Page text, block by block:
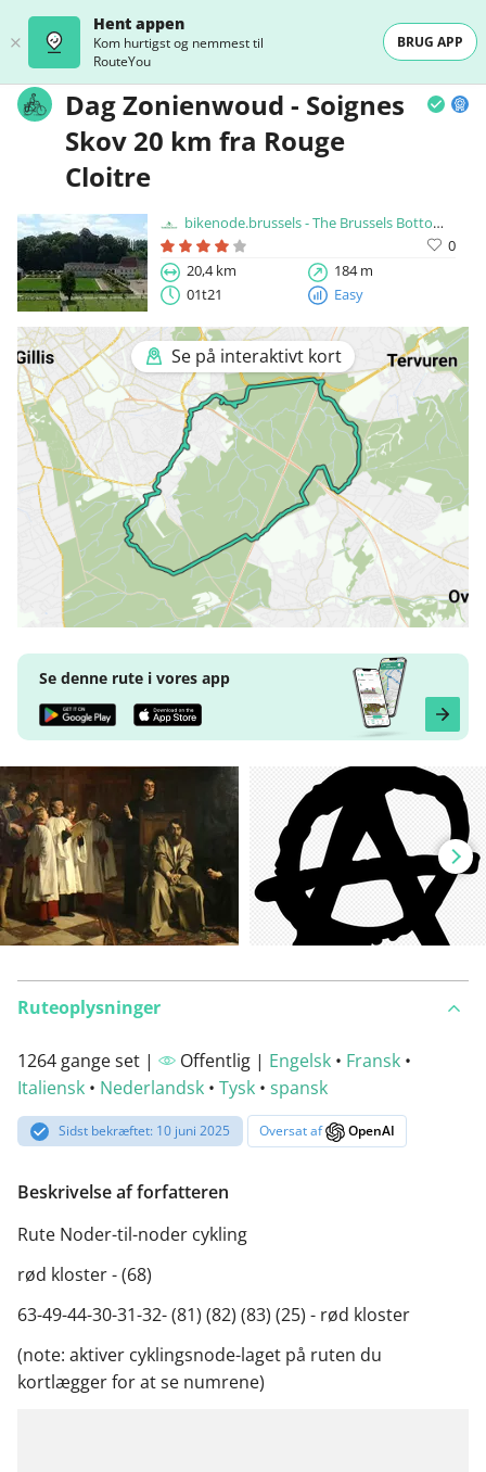
Hent appen
Kom hurtigst og nemmest til
RouteYou
BRUG APP
Dag Zonienwoud - Soignes
Skov 20 km fra Rouge
Cloitre
bikenode.brussels - The Brussels Bottom Up Cyclingnode Network
0
20,4 km
184 m
01t21
Easy
Se på interaktivt kort
Se denne rute i vores app
Ruteoplysninger
1264 gange set | Offentlig | Engelsk • Fransk •
Italiensk • Nederlandsk • Tysk • spansk
Sidst bekræftet: 10 juni 2025 Oversat af OpenAI
Beskrivelse af forfatteren
Rute Noder-til-noder cykling
rød kloster - (68)
63-49-44-30-31-32- (81) (82) (83) (25) - rød kloster
(note: aktiver cyklingsnode-laget på ruten du
kortlægger for at se numrene)